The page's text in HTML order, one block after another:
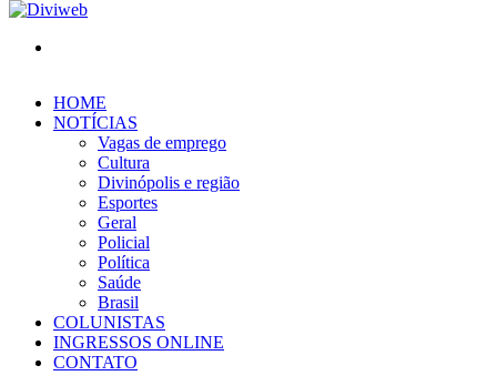
HOME
NOTÍCIAS
Vagas de emprego
Cultura
Divinópolis e região
Esportes
Geral
Policial
Política
Saúde
Brasil
COLUNISTAS
INGRESSOS ONLINE
CONTATO